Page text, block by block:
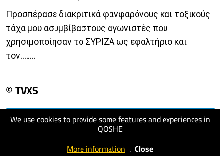
We use cookies to provide some features and experiences in
QOSHE
More information . Close
Προσπέρασε διακριτικά φανφαρόνους και τοξικούς
τάχα μου ασυμβίβαστους αγωνιστές που
χρησιμοποίησαν το ΣΥΡΙΖΑ ως εφαλτήριο και
τον........
© TVXS
visit website